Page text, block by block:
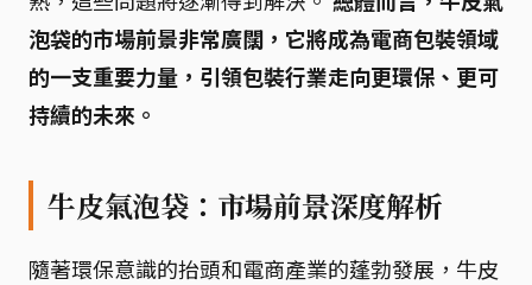
泡袋的市場前景非常廣闊，它將成為電商包裝領域
的一支重要力量，引領包裝行業走向更環保、更可
持續的未來。
牛皮氣泡袋：市場前景深度解析
隨著環保意識的抬頭和電商產業的蓬勃發展，牛皮